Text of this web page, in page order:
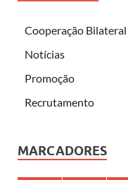
Cooperação Bilateral
Notícias
Promoção
Recrutamento
MARCADORES